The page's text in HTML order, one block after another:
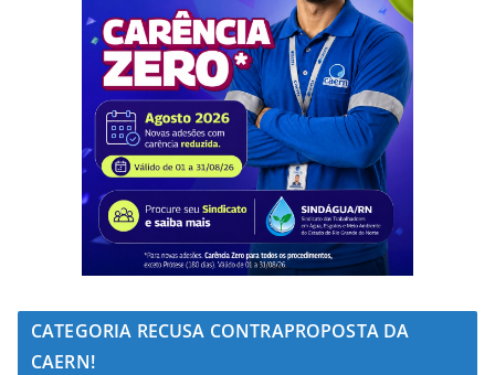
CATEGORIA RECUSA CONTRAPROPOSTA DA
CAERN!